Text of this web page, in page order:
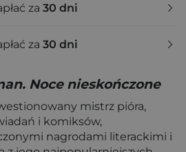
za 30 dni
za 30 dni
Noce nieskończone
mistrz pióra,
i komiksów,
nagrodami literackimi i